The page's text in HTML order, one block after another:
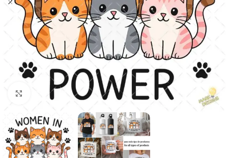
Click to enlarge